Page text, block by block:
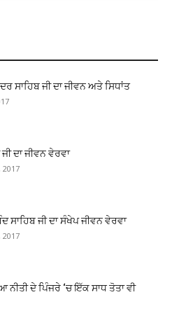
ਸਾਹਿਬ ਜੀ ਦਾ ਜੀਵਨ ਅਤੇ ਸਿਧਾਂਤ
ਦਾ ਜੀਵਨ ਵੇਰਵਾ
2017
ਸਾਹਿਬ ਜੀ ਦਾ ਸੰਖੇਪ ਜੀਵਨ ਵੇਰਵਾ
2017
ਨੀਤੀ ਦੇ ਪਿੰਜਰੇ ‘ਚ ਇੱਕ ਸਾਧ ਤੋਤਾ ਵੀ